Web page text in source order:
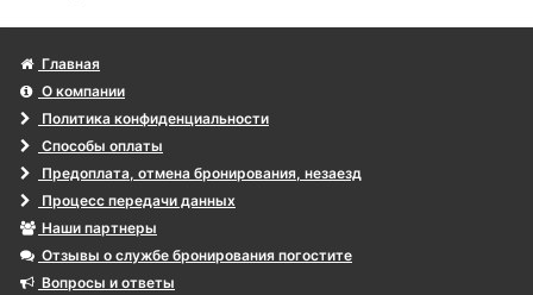
Главная
О компании
Политика конфиденциальности
Способы оплаты
Предоплата, отмена бронирования, незаезд
Процесс передачи данных
Наши партнеры
Отзывы о службе бронирования погостите
Вопросы и ответы